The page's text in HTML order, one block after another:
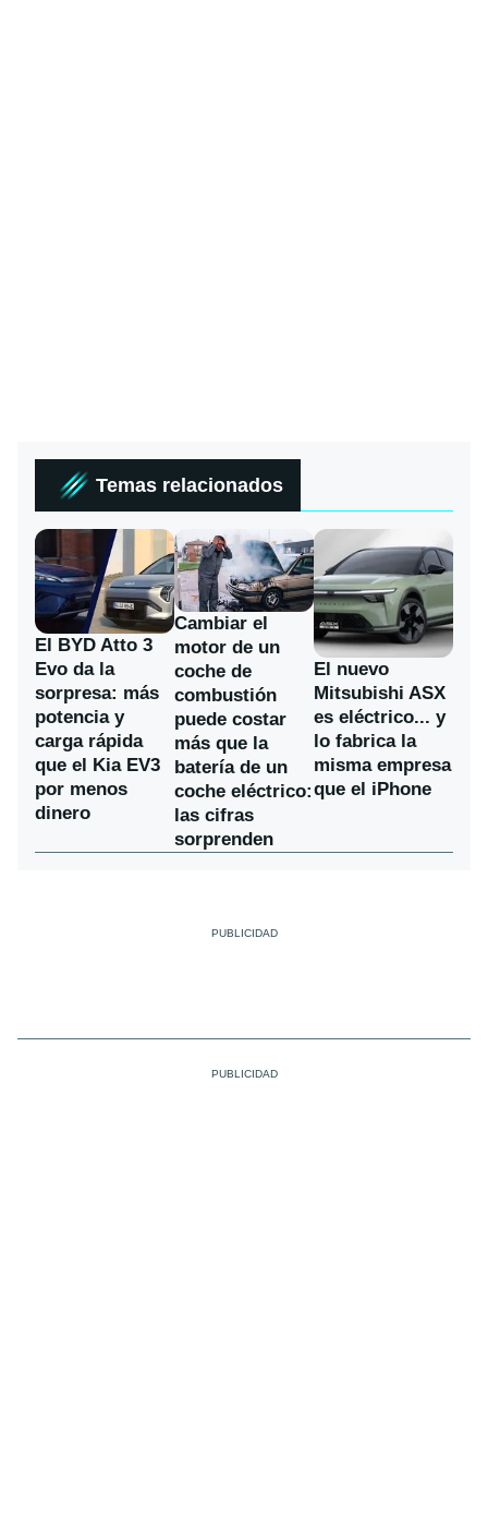
Temas relacionados
El BYD Atto 3
Evo da la
sorpresa: más
potencia y
carga rápida
que el Kia EV3
por menos
dinero
Cambiar el
motor de un
coche de
combustión
puede costar
más que la
batería de un
coche eléctrico:
las cifras
sorprenden
El nuevo
Mitsubishi ASX
es eléctrico... y
lo fabrica la
misma empresa
que el iPhone